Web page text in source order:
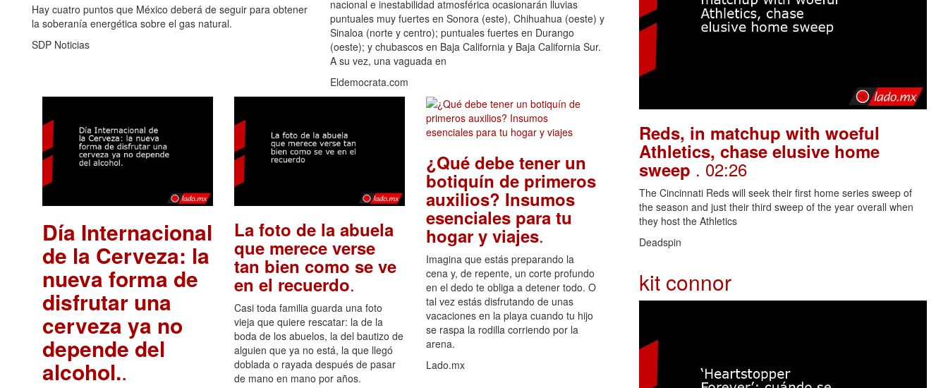
Hay cuatro puntos que México deberá de seguir para obtener
la soberanía energética sobre el gas natural.
SDP Noticias
nacional e inestabilidad atmosférica ocasionarán lluvias
puntuales muy fuertes en Sonora (este), Chihuahua (oeste) y
Sinaloa (norte y centro); puntuales fuertes en Durango
(oeste); y chubascos en Baja California y Baja California Sur.
A su vez, una vaguada en
Eldemocrata.com
Día Internacional
de la Cerveza: la
nueva forma de
disfrutar una
cerveza ya no
depende del
alcohol..
La foto de la abuela
que merece verse
tan bien como se ve
en el recuerdo.
Casi toda familia guarda una foto
vieja que quiere rescatar: la de la
boda de los abuelos, la del bautizo de
alguien que ya no está, la que llegó
doblada o rayada después de pasar
de mano en mano por años.
¿Qué debe tener un
botiquín de primeros
auxilios? Insumos
esenciales para tu
hogar y viajes.
Imagina que estás preparando la
cena y, de repente, un corte profundo
en el dedo te obliga a detener todo. O
tal vez estás disfrutando de unas
vacaciones en la playa cuando tu hijo
se raspa la rodilla corriendo por la
arena.
Lado.mx
Reds, in matchup with woeful
Athletics, chase elusive home
sweep . 02:26
The Cincinnati Reds will seek their first home series sweep of
the season and just their third sweep of the year overall when
they host the Athletics
Deadspin
kit connor